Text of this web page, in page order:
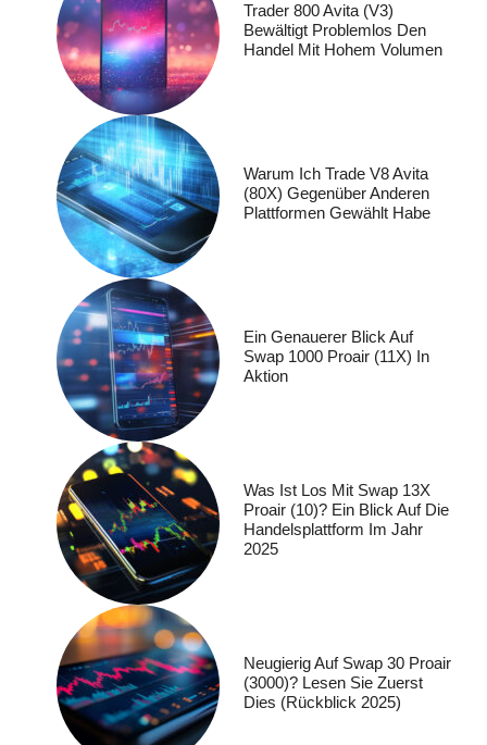
Trader 800 Avita (V3)
Bewältigt Problemlos Den
Handel Mit Hohem Volumen
Warum Ich Trade V8 Avita
(80X) Gegenüber Anderen
Plattformen Gewählt Habe
Ein Genauerer Blick Auf
Swap 1000 Proair (11X) In
Aktion
Was Ist Los Mit Swap 13X
Proair (10)? Ein Blick Auf Die
Handelsplattform Im Jahr
2025
Neugierig Auf Swap 30 Proair
(3000)? Lesen Sie Zuerst
Dies (Rückblick 2025)